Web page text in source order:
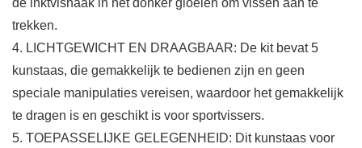
de inktvishaak in het donker gloeien om vissen aan te
trekken.
4. LICHTGEWICHT EN DRAAGBAAR: De kit bevat 5
kunstaas, die gemakkelijk te bedienen zijn en geen
speciale manipulaties vereisen, waardoor het gemakkelijk
te dragen is en geschikt is voor sportvissers.
5. TOEPASSELIJKE GELEGENHEID: Dit kunstaas voor